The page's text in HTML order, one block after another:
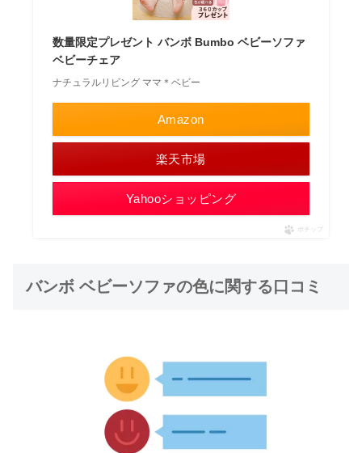
数量限定プレゼント バンボ Bumbo ベビーソファ
ベビーチェア
ナチュラルリビング ママ＊ベビー
Amazon
楽天市場
Yahooショッピング
ポチップ
バンボ ベビーソファの色に関する口コミ